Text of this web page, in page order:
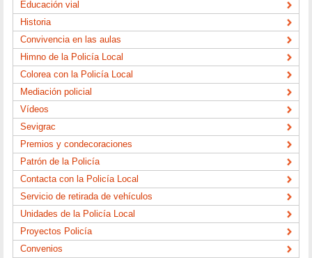
Educación vial
Historia
Convivencia en las aulas
Himno de la Policía Local
Colorea con la Policía Local
Mediación policial
Vídeos
Sevigrac
Premios y condecoraciones
Patrón de la Policía
Contacta con la Policía Local
Servicio de retirada de vehículos
Unidades de la Policía Local
Proyectos Policía
Convenios